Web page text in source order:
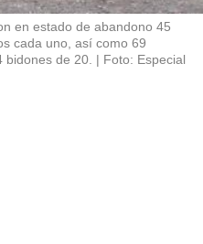
en estado de abandono 45
cada uno, así como 69
bidones de 20.
Foto: Especial